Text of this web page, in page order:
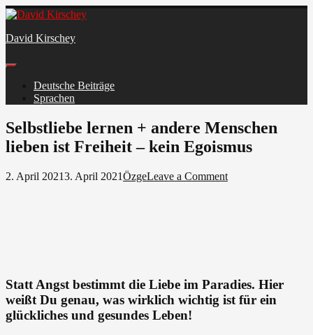
Skip
content
David Kirschey
Deutsche Beiträge
Sprachen
Facebook
Selbstliebe lernen + andere Menschen
lieben ist Freiheit – kein Egoismus
2. April 20213. April 2021ÖzgeLeave a Commenton
–
kein
Statt Angst bestimmt die Liebe im Paradies. Hier
weißt Du genau, was wirklich wichtig ist für ein
glückliches und gesundes Leben!